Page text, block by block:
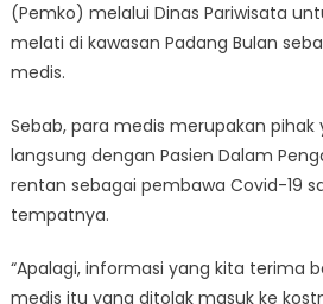
(Pemko) melalui Dinas Pariwisata
melati di kawasan Padang Bulan
medis.
Sebab, para medis merupakan pihak
langsung dengan Pasien Dalam
rentan sebagai pembawa Covid-19
tempatnya.
“Apalagi, informasi yang kita terima
medis itu yang ditolak masuk ke